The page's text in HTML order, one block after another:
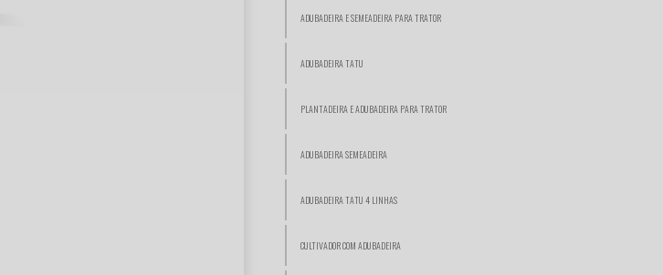
ADUBADEIRA E SEMEADEIRA PARA TRATOR
ADUBADEIRA TATU
PLANTADEIRA E ADUBADEIRA PARA TRATOR
ADUBADEIRA SEMEADEIRA
ADUBADEIRA TATU 4 LINHAS
CULTIVADOR COM ADUBADEIRA